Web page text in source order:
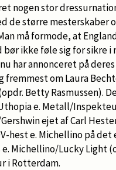
nogen stor
de større mesterskaber
må formode, at
ikke føle sig for sikre
har annonceret på
om Laura
Betty Rasmussen).
e. Metall/
ejet af Carl
hest e. Michellino på det
Michellino/Lucky Light
i Rotterdam.